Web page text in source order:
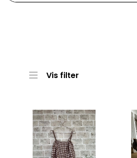
Vis filter